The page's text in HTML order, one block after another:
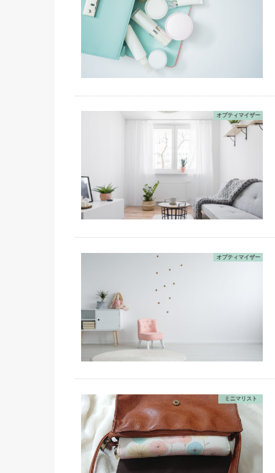
オプティマイザー
オプティマイザー
ミニマリスト